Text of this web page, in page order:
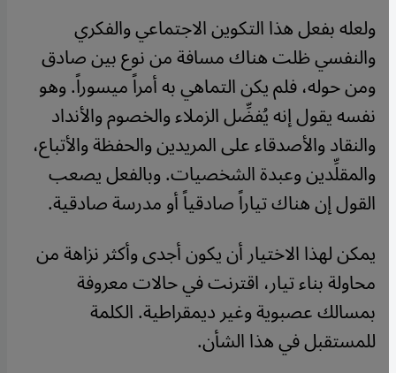
ولعله بفعل هذا التكوين الاجتماعي والفكري
والنفسي ظلت هناك مسافة من نوع بين صادق
ومن حوله، فلم يكن التماهي به أمراً ميسوراً. وهو
نفسه يقول إنه يُفضِّل الزملاء والخصوم والأنداد
والنقاد والأصدقاء على المريدين والحفظة والأتباع،
والمقلِّدين وعبدة الشخصيات. وبالفعل يصعب
القول إن هناك تياراً صادقياً أو مدرسة صادقية.
يمكن لهذا الاختيار أن يكون أجدى وأكثر نزاهة من
محاولة بناء تيار، اقترنت في حالات معروفة
بمسالك عصبوية وغير ديمقراطية. الكلمة
للمستقبل في هذا الشأن.